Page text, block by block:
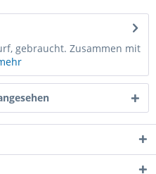
gebraucht. Zusammen mit